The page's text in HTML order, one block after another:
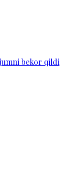
bekor qildi